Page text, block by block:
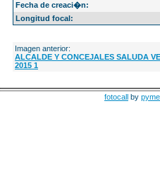
Fecha de creaci�n:
Longitud focal:
Imagen anterior:
ALCALDE Y CONCEJALES SALUDA
2015 1
fotocall by